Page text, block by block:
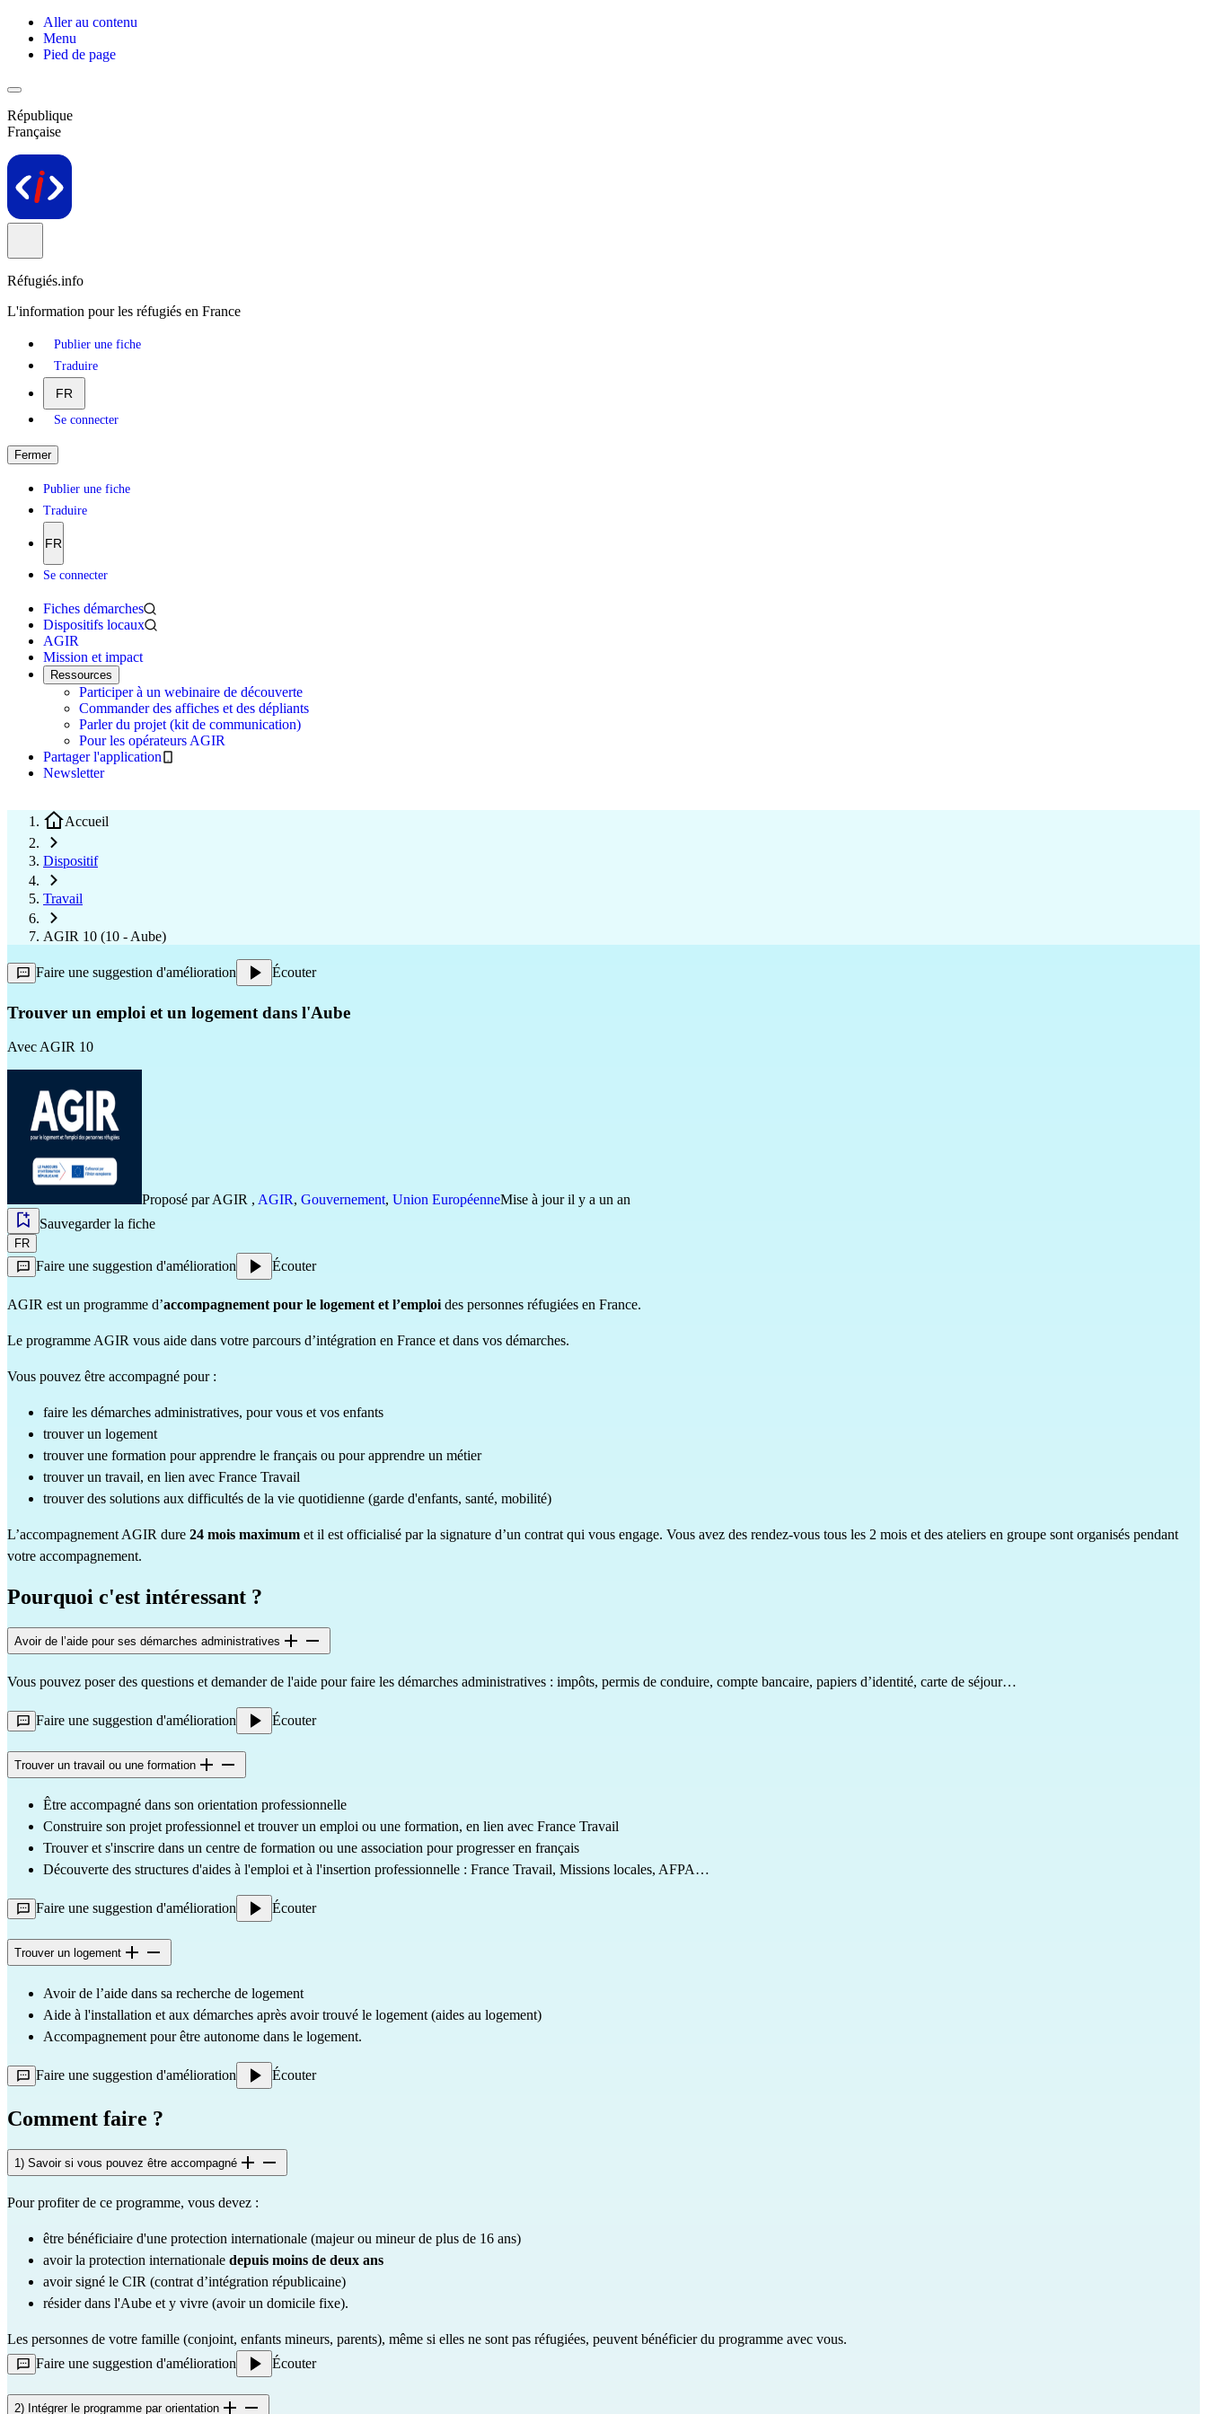
Aller au contenu
Menu
Pied de page
République
Française
Réfugiés.info
L'information pour les réfugiés en France
Publier une fiche
Traduire
FR
Se connecter
Fermer
Publier une fiche
Traduire
FR
Se connecter
Fiches démarches
Dispositifs locaux
AGIR
Mission et impact
Ressources
Participer à un webinaire de découverte
Commander des affiches et des dépliants
Parler du projet (kit de communication)
Pour les opérateurs AGIR
Partager l'application
Newsletter
Accueil
Dispositif
Travail
AGIR 10 (10 - Aube)
Faire une suggestion d'amélioration Écouter
Trouver un emploi et un logement dans l'Aube
AvecAGIR 10
Proposé parAGIR , AGIR, Gouvernement, Union EuropéenneMise à jour il y a un an
Sauvegarder la fiche
FR
Faire une suggestion d'amélioration Écouter
AGIR est un programme d’accompagnement pour le logement et l’emploides personnes réfugiées en France.
Le programme AGIR vous aide dans votre parcours d’intégration en France et dans vos démarches.
Vous pouvez être accompagné pour :
faire les démarches administratives, pour vous et vos enfants
trouver un logement
trouver une formation pour apprendre le français ou pour apprendre un métier
trouver un travail, en lien avec France Travail
trouver des solutions aux difficultés de la vie quotidienne (garde d'enfants, santé, mobilité)
L’accompagnement AGIR dure 24 mois maximum et il est officialisé par la signature d’un contrat qui vous engage. Vous avez des rendez-vous tous les 2 mois et des ateliers en groupe sont organisés pendant
votre accompagnement.
Pourquoi c'est intéressant ?
Avoir de l’aide pour ses démarches administratives
Vous pouvez poser des questions et demander de l'aide pour faire les démarches administratives : impôts, permis de conduire, compte bancaire, papiers d’identité, carte de séjour…
Faire une suggestion d'amélioration Écouter
Trouver un travail ou une formation
Être accompagné dans son orientation professionnelle
Construire son projet professionnel et trouver un emploi ou une formation, en lien avec France Travail
Trouver et s'inscrire dans un centre de formation ou une association pour progresser en français
Découverte des structures d'aides à l'emploi et à l'insertion professionnelle : France Travail, Missions locales, AFPA…
Faire une suggestion d'amélioration Écouter
Trouver un logement
Avoir de l’aide dans sa recherche de logement
Aide à l'installation et aux démarches après avoir trouvé le logement (aides au logement)
Accompagnement pour être autonome dans le logement.
Faire une suggestion d'amélioration Écouter
Comment faire ?
1) Savoir si vous pouvez être accompagné
Pour profiter de ce programme, vous devez :
être bénéficiaire d'une protection internationale (majeur ou mineur de plus de 16 ans)
avoir la protection internationale depuis moins de deux ans
avoir signé le CIR (contrat d’intégration républicaine)
résider dans l'Aube et y vivre (avoir un domicile fixe).
Les personnes de votre famille (conjoint, enfants mineurs, parents), même si elles ne sont pas réfugiées, peuvent bénéficier du programme avec vous.
Faire une suggestion d'amélioration
Écouter
2) Intégrer le programme par orientation